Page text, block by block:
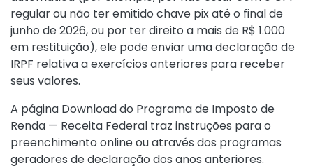
regular ou não ter emitido chave pix até o final de
junho de 2026, ou por ter direito a mais de R$ 1.000
em restituição), ele pode enviar uma declaração de
IRPF relativa a exercícios anteriores para receber
seus valores.
A página Download do Programa de Imposto de
Renda — Receita Federal traz instruções para o
preenchimento online ou através dos programas
geradores de declaração dos anos anteriores.